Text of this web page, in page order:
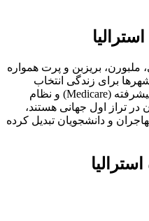
ملبورن، بریزبن و پرت همواره
برای زندگی انتخاب
می‌شوند. سیستم بهداشتی درمانی پیشرفته (Medicare) و نظام
در تراز اول جهانی هستند،
و دانشجویان تبدیل کرده